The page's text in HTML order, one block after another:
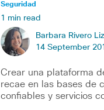
Seguridad
1 min read
Barbara Rivero
14 September
Crear una plataforma
recae en las bases de
confiables y servicios